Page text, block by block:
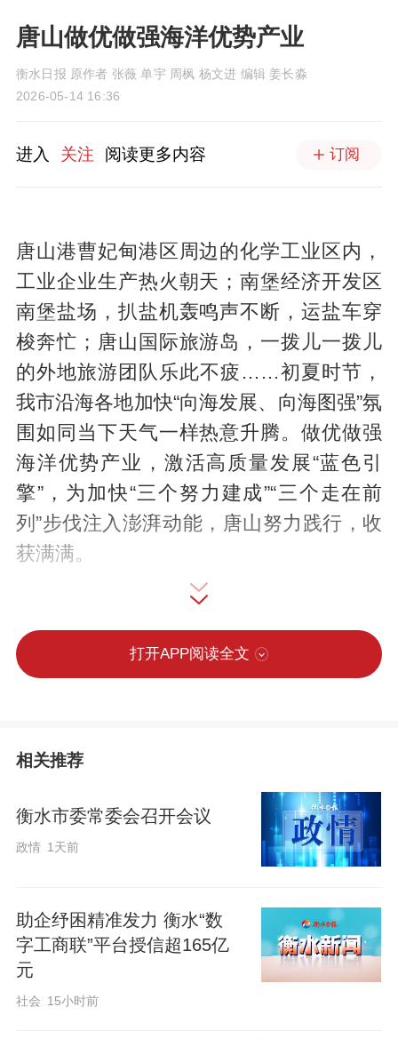
唐山做优做强海洋优势产业
衡水日报 原作者 张薇 单宇 周枫 杨文进 编辑 姜长淼
2026-05-14 16:36
进入 关注 阅读更多内容 订阅
唐山港曹妃甸港区周边的化学工业区内，
工业企业生产热火朝天；南堡经济开发区
南堡盐场，扒盐机轰鸣声不断，运盐车穿
梭奔忙；唐山国际旅游岛，一拨儿一拨儿
的外地旅游团队乐此不疲……初夏时节，
我市沿海各地加快“向海发展、向海图强”氛
围如同当下天气一样热意升腾。做优做强
海洋优势产业，激活高质量发展“蓝色引
擎”，为加快“三个努力建成”“三个走在前
列”步伐注入澎湃动能，唐山努力践行，收
获满满。
唐山港京唐港区集装箱码头作业场面（资料片）。杜雯拓 摄
唐山港能级跃升，通达世界
河北港口集团唐山港京唐港区码头现场，
打开APP阅读全文
相关推荐
衡水市委常委会召开会议
政情 1天前
助企纾困精准发力 衡水“数
字工商联”平台授信超165亿
元
社会 15小时前